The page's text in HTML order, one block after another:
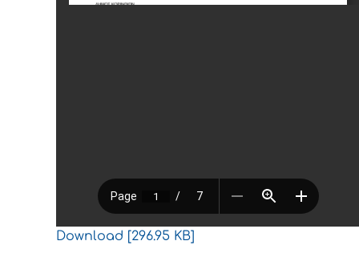
Download [296.95 KB]